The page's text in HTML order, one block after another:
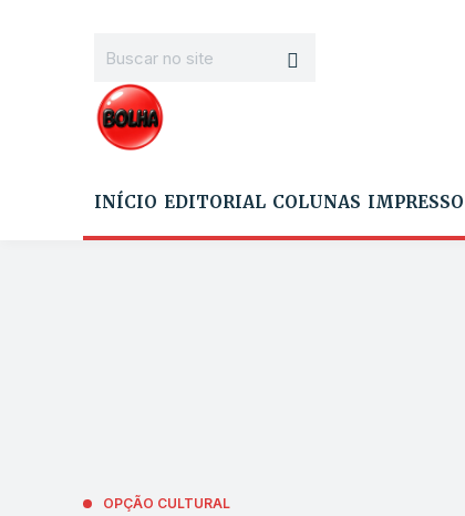
INÍCIO EDITORIAL COLUNAS IMPRESSO
OPÇÃO CULTURAL